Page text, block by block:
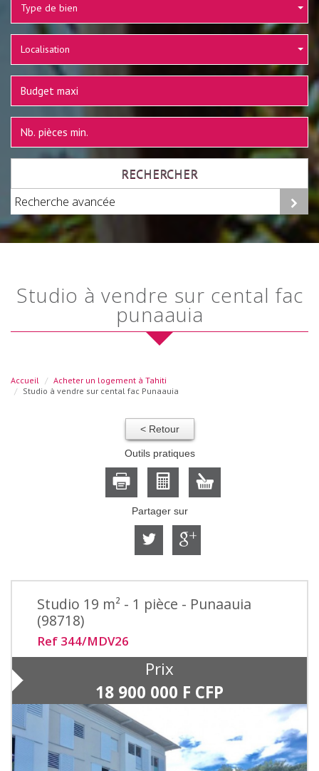
Type de bien
Localisation
RECHERCHER
Recherche avancée
studio à vendre sur cental fac
punaauia
Accueil
Acheter un logement à Tahiti
Studio à vendre sur cental fac Punaauia
< Retour
Outils pratiques
Partager sur
Studio 19 m² - 1 pièce - Punaauia
(98718)
Ref 344/MDV26
Prix
18 900 000 F CFP